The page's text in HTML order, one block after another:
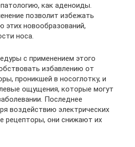
как аденоиды.
позволит избежать
этих новообразований,
носа.
с применением этого
избавлению от
проникшей в носоглотку, и
ощущения, которые могут
Последнее
воздействию электрических
рецепторы, они снижают их